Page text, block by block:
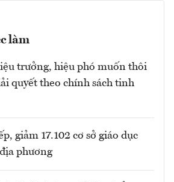
làm
trưởng, hiệu phó muốn thôi
quyết theo chính sách tinh
giảm 17.102 cơ sở giáo dục
phương